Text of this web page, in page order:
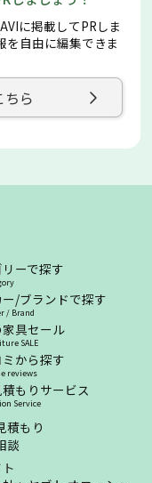
に掲載してPRしま
を自由に編集できま
ら
ーで探す
ー/ブランドで探す
/ Brand
具セール
SALE
から探す
reviews
もりサービス
Service
積もり
談